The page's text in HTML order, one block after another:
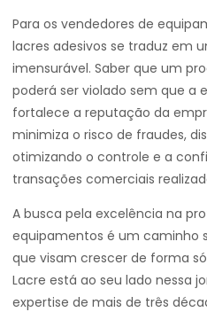
Para os vendedores de
lacres adesivos se traduz em
imensurável. Saber que um
poderá ser violado sem que a
fortalece a reputação da
minimiza o risco de fraudes,
otimizando o controle e a
transações comerciais
A busca pela excelência na
equipamentos é um caminho
que visam crescer de forma
Lacre está ao seu lado nessa
expertise de mais de três